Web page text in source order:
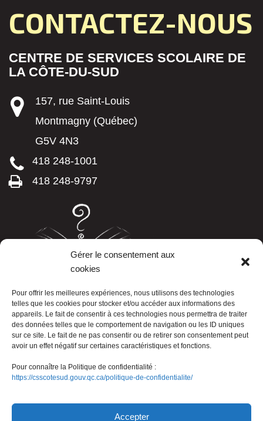
Gérer le consentement aux
cookies
Pour offrir les meilleures expériences, nous utilisons des technologies
telles que les cookies pour stocker et/ou accéder aux informations des
appareils. Le fait de consentir à ces technologies nous permettra de traiter
des données telles que le comportement de navigation ou les ID uniques
sur ce site. Le fait de ne pas consentir ou de retirer son consentement peut
avoir un effet négatif sur certaines caractéristiques et fonctions.
Pour connaître la Politique de confidentialité :
https://csscotesud.gouv.qc.ca/politique-de-confidentialite/
Accepter
CONTACTEZ-NOUS
CENTRE DE SERVICES SCOLAIRE DE
LA CÔTE-DU-SUD
157, rue Saint-Louis
Montmagny (Québec)
G5V 4N3
418 248-1001
418 248-9797
LISTE TÉLÉPHONIQUE
Nous joindre